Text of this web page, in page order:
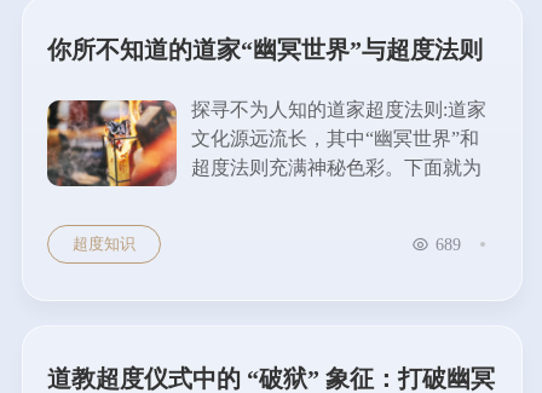
魂魄说：生命的二元结构 道教认
你所不知道的道家“幽冥世界”与超度法则
探寻不为人知的道家超度法则:道家
文化源远流长，其中“幽冥世界”和
超度法则充满神秘色彩。下面就为
界”是与人间相对的另一个世界。它
超度知识 689
道教超度仪式中的 “破狱” 象征：打破幽冥